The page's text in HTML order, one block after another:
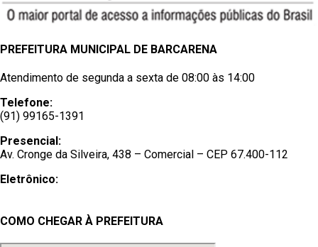
PREFEITURA MUNICIPAL DE BARCARENA
Atendimento de segunda a sexta de 08:00 às 14:00
Telefone:
(91) 99165-1391
Presencial:
Av. Cronge da Silveira, 438 – Comercial – CEP 67.400-112
Eletrônico:
COMO CHEGAR À PREFEITURA